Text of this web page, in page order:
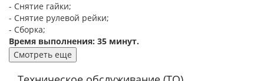
- Снятие гайки;
- Снятие рулевой рейки;
- Сборка;
Время выполнения: 35 минут.
Смотреть еще